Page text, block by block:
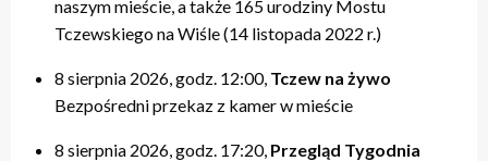
naszym mieście, a także 165 urodziny Mostu
Tczewskiego na Wiśle (14 listopada 2022 r.)
8 sierpnia 2026, godz. 12:00, Tczew na żywo
Bezpośredni przekaz z kamer w mieście
8 sierpnia 2026, godz. 17:20, Przegląd Tygodnia